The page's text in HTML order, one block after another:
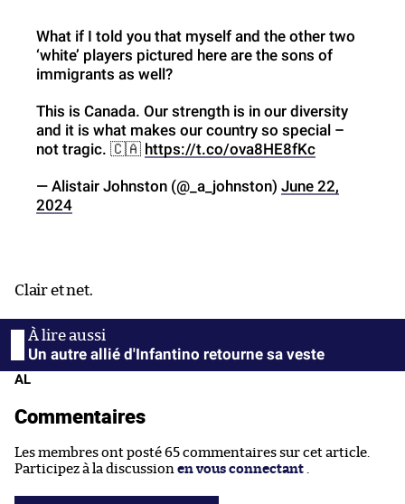
What if I told you that myself and the other two
‘white’ players pictured here are the sons of
immigrants as well?
This is Canada. Our strength is in our diversity
and it is what makes our country so special –
not tragic. 🇨🇦 https://t.co/ova8HE8fKc
— Alistair Johnston (@_a_johnston) June 22,
2024
Clair et net.
Un autre allié d'Infantino retourne sa veste
AL
Commentaires
Les membres ont posté 65 commentaires sur cet article.
Participez à la discussion en vous connectant